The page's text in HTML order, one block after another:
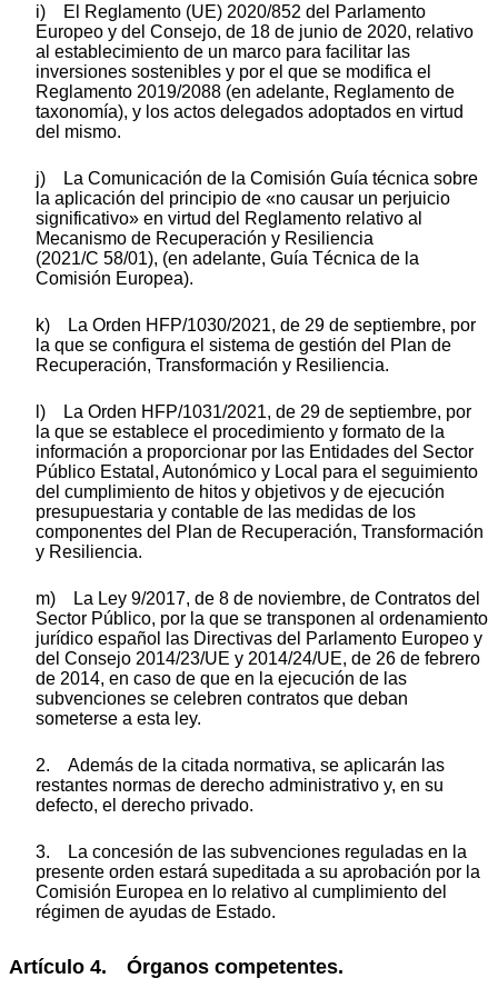
i) El Reglamento (UE) 2020/852 del Parlamento
Europeo y del Consejo, de 18 de junio de 2020, relativo
al establecimiento de un marco para facilitar las
inversiones sostenibles y por el que se modifica el
Reglamento 2019/2088 (en adelante, Reglamento de
taxonomía), y los actos delegados adoptados en virtud
del mismo.
j) La Comunicación de la Comisión Guía técnica sobre
la aplicación del principio de «no causar un perjuicio
significativo» en virtud del Reglamento relativo al
Mecanismo de Recuperación y Resiliencia
(2021/C 58/01), (en adelante, Guía Técnica de la
Comisión Europea).
k) La Orden HFP/1030/2021, de 29 de septiembre, por
la que se configura el sistema de gestión del Plan de
Recuperación, Transformación y Resiliencia.
l) La Orden HFP/1031/2021, de 29 de septiembre, por
la que se establece el procedimiento y formato de la
información a proporcionar por las Entidades del Sector
Público Estatal, Autonómico y Local para el seguimiento
del cumplimiento de hitos y objetivos y de ejecución
presupuestaria y contable de las medidas de los
componentes del Plan de Recuperación, Transformación
y Resiliencia.
m) La Ley 9/2017, de 8 de noviembre, de Contratos del
Sector Público, por la que se transponen al ordenamiento
jurídico español las Directivas del Parlamento Europeo y
del Consejo 2014/23/UE y 2014/24/UE, de 26 de febrero
de 2014, en caso de que en la ejecución de las
subvenciones se celebren contratos que deban
someterse a esta ley.
2. Además de la citada normativa, se aplicarán las
restantes normas de derecho administrativo y, en su
defecto, el derecho privado.
3. La concesión de las subvenciones reguladas en la
presente orden estará supeditada a su aprobación por la
Comisión Europea en lo relativo al cumplimiento del
régimen de ayudas de Estado.
Artículo 4. Órganos competentes.